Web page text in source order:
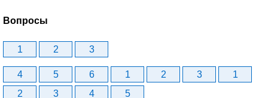
Вопросы
1 2 3
4 5 6 1 2 3
1
2
3 4 5